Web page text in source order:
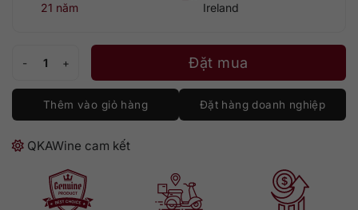
21 năm
Ireland
Đặt mua
Thêm vào giỏ hàng Đặt hàng doanh nghiệp
QKAWine cam kết